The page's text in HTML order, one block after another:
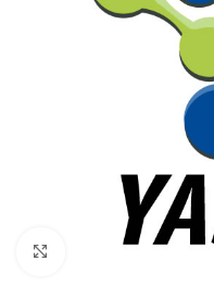
Click to enlarge